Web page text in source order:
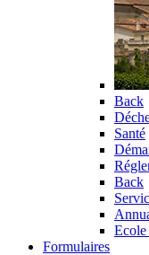
Back
Santé
Back
Ecole
Formulaires